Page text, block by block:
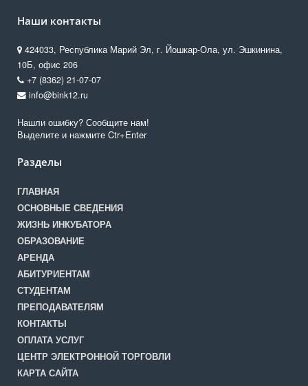
Наши контакты
424033, Республика Марий Эл, г. Йошкар-Ола, ул. Эшкинина,
10Б, офис 206
+7 (8362) 21-07-07
info@bink12.ru
Нашли ошибку? Сообщите нам!
Выделите и нажмите Ctr+Enter
Разделы
ГЛАВНАЯ
ОСНОВНЫЕ СВЕДЕНИЯ
ЖИЗНЬ ИНКУБАТОРА
ОБРАЗОВАНИЕ
АРЕНДА
АБИТУРИЕНТАМ
СТУДЕНТАМ
ПРЕПОДАВАТЕЛЯМ
КОНТАКТЫ
ОПЛАТА УСЛУГ
ЦЕНТР ЭЛЕКТРОННОЙ ТОРГОВЛИ
КАРТА САЙТА